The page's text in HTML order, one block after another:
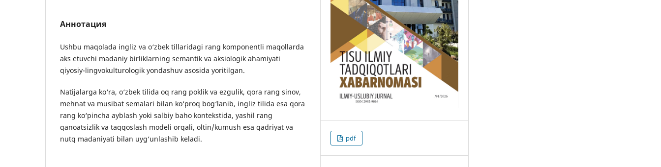
Аннотация
Ushbu maqolada ingliz va o‘zbek tillaridagi rang komponentli maqollarda
aks etuvchi madaniy birliklarning semantik va aksiologik ahamiyati
qiyosiy-lingvokulturologik yondashuv asosida yoritilgan.
Natijalarga ko‘ra, o‘zbek tilida oq rang poklik va ezgulik, qora rang sinov,
mehnat va musibat semalari bilan ko‘proq bog‘lanib, ingliz tilida esa qora
rang ko‘pincha ayblash yoki salbiy baho kontekstida, yashil rang
qanoatsizlik va taqqoslash modeli orqali, oltin/kumush esa qadriyat va
nutq madaniyati bilan uyg‘unlashib keladi.
pdf